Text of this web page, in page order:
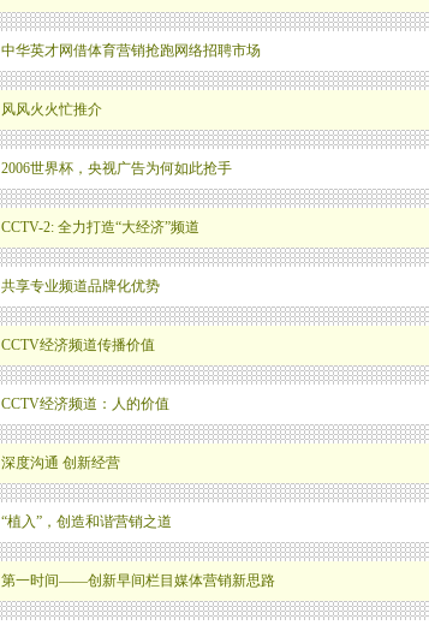
中华英才网借体育营销抢跑网络招聘市场
风风火火忙推介
2006世界杯，央视广告为何如此抢手
CCTV-2: 全力打造“大经济”频道
共享专业频道品牌化优势
CCTV经济频道传播价值
CCTV经济频道：人的价值
深度沟通 创新经营
“植入”，创造和谐营销之道
第一时间——创新早间栏目媒体营销新思路